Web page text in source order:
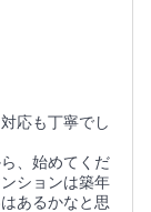
応も丁寧でし
、始めてくだ
ションは築年
あるかなと思